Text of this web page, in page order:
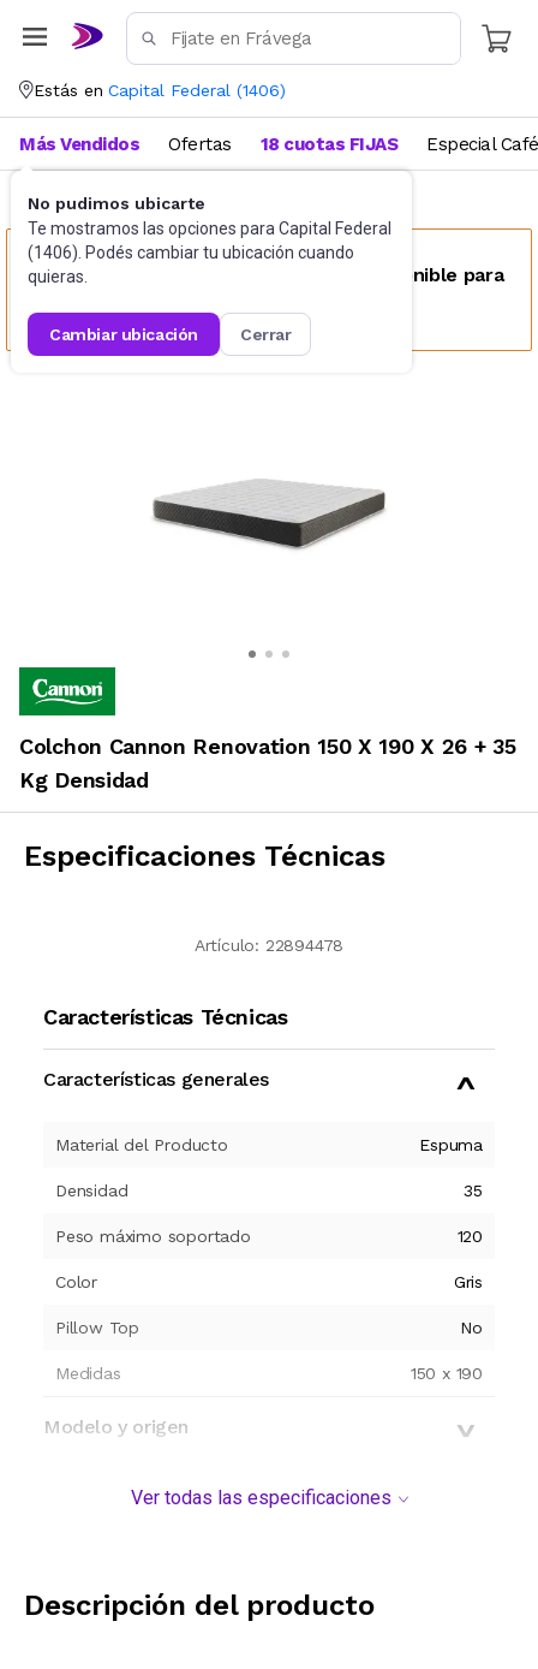
Estás en Capital Federal (1406)
No pudimos ubicarte
Te mostramos las opciones para Capital Federal
(1406). Podés cambiar tu ubicación cuando
quieras.
cambiar ubicación cerrar
Más Vendidos Ofertas 18 cuotas FIJAS Especial Café
Colchones tradicionales
Este producto no se encuentra disponible para
Colchon Cannon Renovation 150 X 190 X 26 + 35
Kg Densidad
Especificaciones Técnicas
Artículo: 22894478
Características Técnicas
Características generales
Material del Producto Espuma
Densidad 35
Peso máximo soportado 120
Color Gris
Pillow Top No
Medidas 150 x 190
Modelo y origen
Ver todas las especificaciones
Descripción del producto